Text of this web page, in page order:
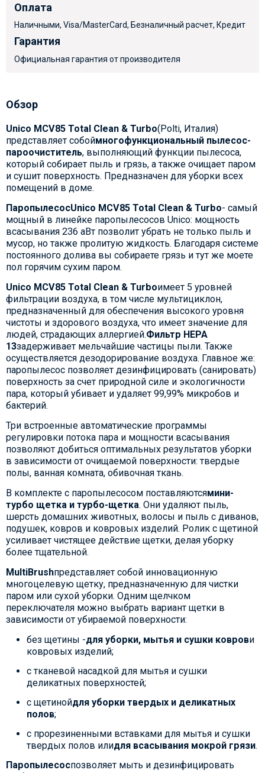
Оплата
Наличными, Visa/MasterCard, Безналичный расчет, Кредит
Гарантия
Официальная гарантия от производителя
Обзор
Unico MCV85 Total Clean & Turbo(Polti, Италия)
представляет собоймногофункциональный пылесос-
пароочиститель, выполняющий функции пылесоса,
который собирает пыль и грязь, а также очищает паром
и сушит поверхность. Предназначен для уборки всех
помещений в доме.
ПаропылесосUnico MCV85 Total Clean & Turbo- самый
мощный в линейке паропылесосов Unico: мощность
всасывания 236 аВт позволит убрать не только пыль и
мусор, но также пролитую жидкость. Благодаря системе
постоянного долива вы собираете грязь и тут же моете
пол горячим сухим паром.
Unico MCV85 Total Clean & Turboимеет 5 уровней
фильтрации воздуха, в том числе мультициклон,
предназначенный для обеспечения высокого уровня
чистоты и здорового воздуха, что имеет значение для
людей, страдающих аллергией.Фильтр НЕРА
13задерживает мельчайшие частицы пыли. Также
осуществляется дезодорирование воздуха. Главное же:
паропылесос позволяет дезинфицировать (санировать)
поверхность за счет природной силе и экологичности
пара, который убивает и удаляет 99,99% микробов и
бактерий.
Три встроенные автоматические программы
регулировки потока пара и мощности всасывания
позволяют добиться оптимальных результатов уборки
в зависимости от очищаемой поверхности: твердые
полы, ванная комната, обивочная ткань.
В комплекте с паропылесосом поставляютсямини-
турбо щетка и турбо-щетка. Они удаляют пыль,
шерсть домашних животных, волосы и пыль с диванов,
подушек, ковров и ковровых изделий. Ролик с щетиной
усиливает чистящее действие щетки, делая уборку
более тщательной.
MultiBrushпредставляет собой инновационную
многоцелевую щетку, предназначенную для чистки
паром или сухой уборки. Одним щелчком
переключателя можно выбрать вариант щетки в
зависимости от убираемой поверхности:
без щетины -для уборки, мытья и сушки коврови
ковровых изделий;
с тканевой насадкой для мытья и сушки
деликатных поверхностей;
с щетинойдля уборки твердых и деликатных
полов;
с прорезиненными вставками для мытья и сушки
твердых полов илидля всасывания мокрой грязи.
Паропылесоспозволяет мыть и дезинфицировать